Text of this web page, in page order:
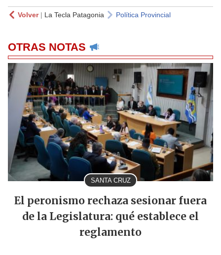
Volver| La Tecla Patagonia Política Provincial
OTRAS NOTAS
SANTA CRUZ
El peronismo rechaza sesionar fuera
de la Legislatura: qué establece el
reglamento